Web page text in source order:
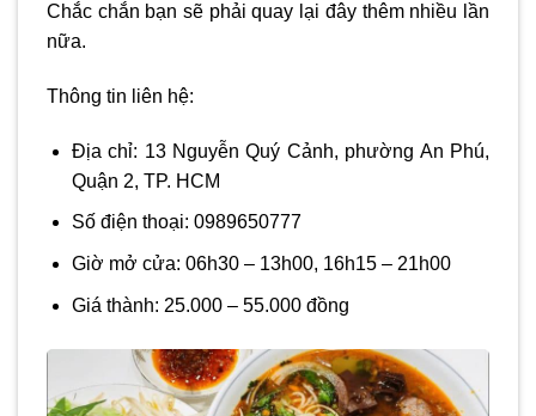
Chắc chắn bạn sẽ phải quay lại đây thêm nhiều lần
nữa.
Thông tin liên hệ:
Địa chỉ: 13 Nguyễn Quý Cảnh, phường An Phú,
Quận 2, TP. HCM
Số điện thoại: 0989650777
Giờ mở cửa: 06h30 – 13h00, 16h15 – 21h00
Giá thành: 25.000 – 55.000 đồng